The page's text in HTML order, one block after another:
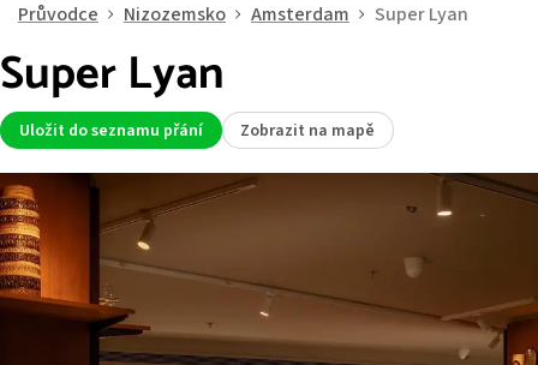
Průvodce Nizozemsko Amsterdam Super Lyan
Super Lyan
Uložit do seznamu přání Zobrazit na mapě